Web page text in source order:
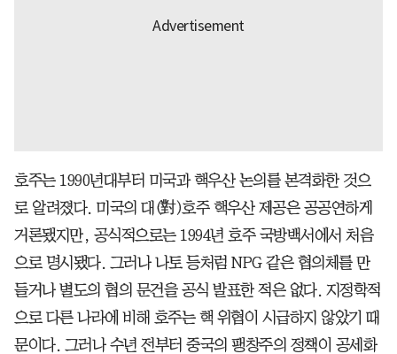
호주는 1990년대부터 미국과 핵우산 논의를 본격화한 것으
로 알려졌다. 미국의 대(對)호주 핵우산 제공은 공공연하게
거론됐지만, 공식적으로는 1994년 호주 국방백서에서 처음
으로 명시됐다. 그러나 나토 등처럼 NPG 같은 협의체를 만
들거나 별도의 협의 문건을 공식 발표한 적은 없다. 지정학적
으로 다른 나라에 비해 호주는 핵 위협이 시급하지 않았기 때
문이다. 그러나 수년 전부터 중국의 팽창주의 정책이 공세화